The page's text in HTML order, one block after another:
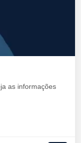
as informações